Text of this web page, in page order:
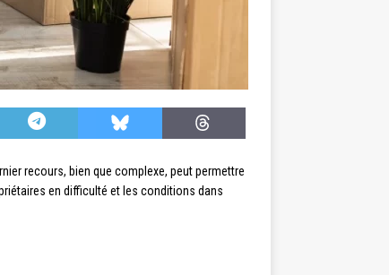
recours, bien que complexe, peut permettre
en difficulté et les conditions dans